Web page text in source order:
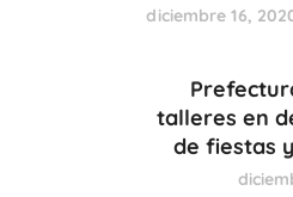
diciembre 16,
talleres en
de fiestas